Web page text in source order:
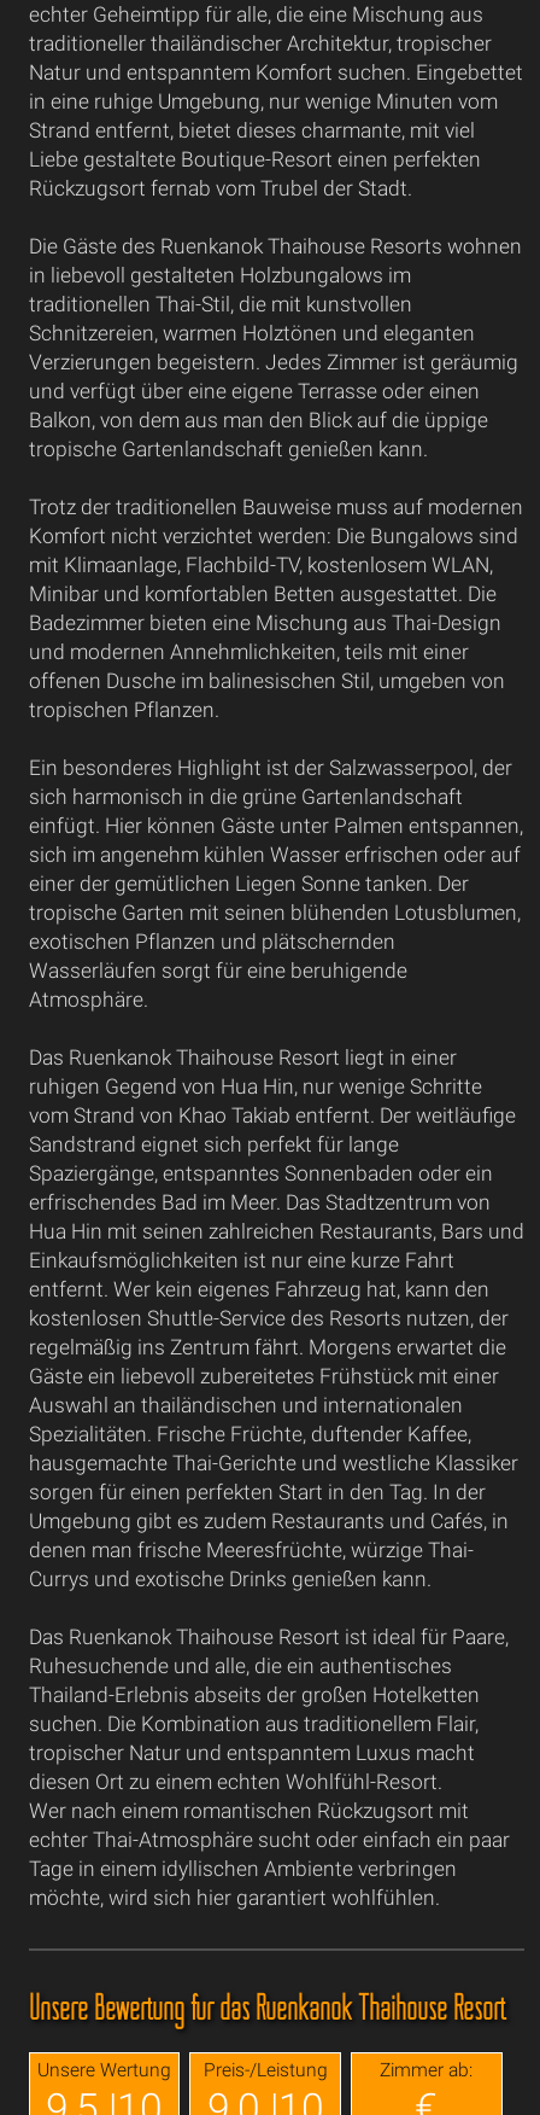
echter Geheimtipp für alle, die eine Mischung aus
traditioneller thailändischer Architektur, tropischer
Natur und entspanntem Komfort suchen. Eingebettet
in eine ruhige Umgebung, nur wenige Minuten vom
Strand entfernt, bietet dieses charmante, mit viel
Liebe gestaltete Boutique-Resort einen perfekten
Rückzugsort fernab vom Trubel der Stadt.
Die Gäste des Ruenkanok Thaihouse Resorts wohnen
in liebevoll gestalteten Holzbungalows im
traditionellen Thai-Stil, die mit kunstvollen
Schnitzereien, warmen Holztönen und eleganten
Verzierungen begeistern. Jedes Zimmer ist geräumig
und verfügt über eine eigene Terrasse oder einen
Balkon, von dem aus man den Blick auf die üppige
tropische Gartenlandschaft genießen kann.
Trotz der traditionellen Bauweise muss auf modernen
Komfort nicht verzichtet werden: Die Bungalows sind
mit Klimaanlage, Flachbild-TV, kostenlosem WLAN,
Minibar und komfortablen Betten ausgestattet. Die
Badezimmer bieten eine Mischung aus Thai-Design
und modernen Annehmlichkeiten, teils mit einer
offenen Dusche im balinesischen Stil, umgeben von
tropischen Pflanzen.
Ein besonderes Highlight ist der Salzwasserpool, der
sich harmonisch in die grüne Gartenlandschaft
einfügt. Hier können Gäste unter Palmen entspannen,
sich im angenehm kühlen Wasser erfrischen oder auf
einer der gemütlichen Liegen Sonne tanken. Der
tropische Garten mit seinen blühenden Lotusblumen,
exotischen Pflanzen und plätschernden
Wasserläufen sorgt für eine beruhigende
Atmosphäre.
Das Ruenkanok Thaihouse Resort liegt in einer
ruhigen Gegend von Hua Hin, nur wenige Schritte
vom Strand von Khao Takiab entfernt. Der weitläufige
Sandstrand eignet sich perfekt für lange
Spaziergänge, entspanntes Sonnenbaden oder ein
erfrischendes Bad im Meer. Das Stadtzentrum von
Hua Hin mit seinen zahlreichen Restaurants, Bars und
Einkaufsmöglichkeiten ist nur eine kurze Fahrt
entfernt. Wer kein eigenes Fahrzeug hat, kann den
kostenlosen Shuttle-Service des Resorts nutzen, der
regelmäßig ins Zentrum fährt. Morgens erwartet die
Gäste ein liebevoll zubereitetes Frühstück mit einer
Auswahl an thailändischen und internationalen
Spezialitäten. Frische Früchte, duftender Kaffee,
hausgemachte Thai-Gerichte und westliche Klassiker
sorgen für einen perfekten Start in den Tag. In der
Umgebung gibt es zudem Restaurants und Cafés, in
denen man frische Meeresfrüchte, würzige Thai-
Currys und exotische Drinks genießen kann.
Das Ruenkanok Thaihouse Resort ist ideal für Paare,
Ruhesuchende und alle, die ein authentisches
Thailand-Erlebnis abseits der großen Hotelketten
suchen. Die Kombination aus traditionellem Flair,
tropischer Natur und entspanntem Luxus macht
diesen Ort zu einem echten Wohlfühl-Resort.
Wer nach einem romantischen Rückzugsort mit
echter Thai-Atmosphäre sucht oder einfach ein paar
Tage in einem idyllischen Ambiente verbringen
möchte, wird sich hier garantiert wohlfühlen.
Unsere Bewertung für das Ruenkanok Thaihouse Resort
Unsere Wertung Preis-/Leistung Zimmer ab: